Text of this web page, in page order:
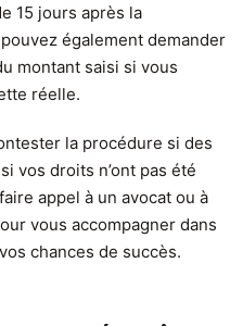
15 jours après la
également demander
montant saisi si vous
réelle.
la procédure si des
vos droits n’ont pas été
appel à un avocat ou à
vous accompagner dans
chances de succès.